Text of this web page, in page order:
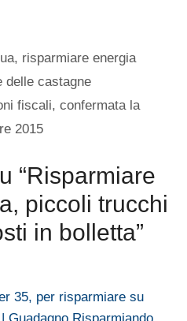
, risparmiare energia
delle castagne
fiscali, confermata la
2015
“Risparmiare
piccoli trucchi
in bolletta”
35, per risparmiare su
Guadagno Risparmiando